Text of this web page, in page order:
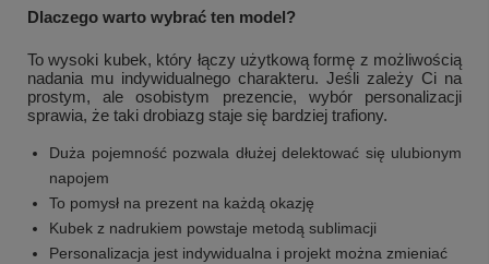
Dlaczego warto wybrać ten model?
To wysoki kubek, który łączy użytkową formę z możliwością
nadania mu indywidualnego charakteru. Jeśli zależy Ci na
prostym, ale osobistym prezencie, wybór personalizacji
sprawia, że taki drobiazg staje się bardziej trafiony.
Duża pojemność pozwala dłużej delektować się ulubionym
napojem
To pomysł na prezent na każdą okazję
Kubek z nadrukiem powstaje metodą sublimacji
Personalizacja jest indywidualna i projekt można zmieniać